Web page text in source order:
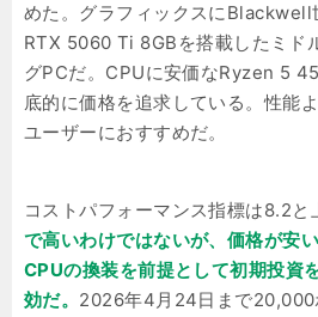
めた。グラフィックスにBlackwell
RTX 5060 Ti 8GBを搭載したミド
グPCだ。CPUに安価なRyzen 5
底的に価格を追求している。性能
ユーザーにおすすめだ。
コストパフォーマンス指標は8.2と
で高いわけではないが、価格が安
CPUの換装を前提として初期投資
効だ。 2026年4月24日まで20,000